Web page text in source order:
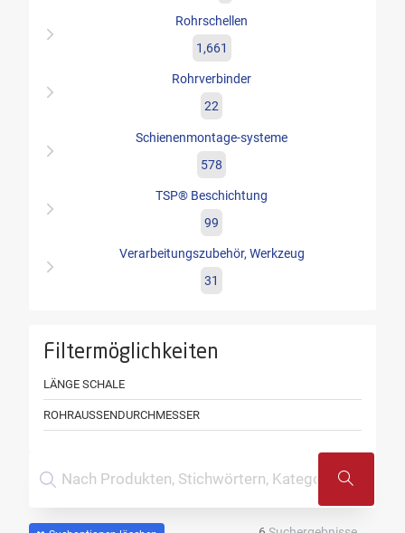
Rohrschellen
1,661
Rohrverbinder
22
Schienenmontage-systeme
578
TSP® Beschichtung
99
Verarbeitungszubehör, Werkzeug
31
Filtermöglichkeiten
LÄNGE SCHALE
ROHRAUSSENDURCHMESSER